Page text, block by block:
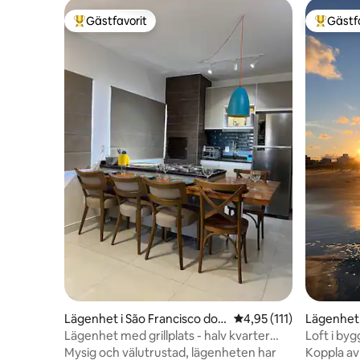
Populär gästfavorit
Gästfavorit
Lägenhet i São Francisco do S
ul
4,95 av 5 i
4,95 (111)
Lägenhet med grillplats - halv kvarter
från havet - Prainha
Mysig och välutrustad, lägenheten har
Populär
Loft i
Koppla